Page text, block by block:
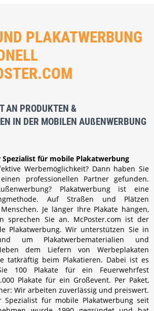
PLAKATWERBUNG
AN PRODUKTEN &
IN DER MOBILEN AUßENWERBUNG
Spezialist für mobile Plakatwerbung
Werbemöglichkeit? Dann haben Sie
professionellen Partner gefunden.
Plakatwerbung ist eine
Auf Straßen und Plätzen
Je länger Ihre Plakate hängen,
sprechen Sie an. McPoster.com ist der
Plakatwerbung. Wir unterstützen Sie in
um Plakatwerbematerialien und
dem Liefern von Werbeplakaten
tatkräftig beim Plakatieren. Dabei ist es
100 Plakate für ein Feuerwehrfest
Plakate für ein Großevent. Per Paket,
Wir arbeiten zuverlässig und preiswert.
Spezialist für mobile Plakatwerbung seit